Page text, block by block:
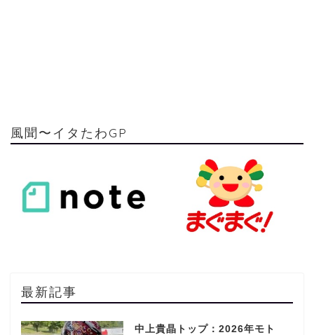
風聞〜イタたわGP
最新記事
中上貴晶トップ：2026年モト